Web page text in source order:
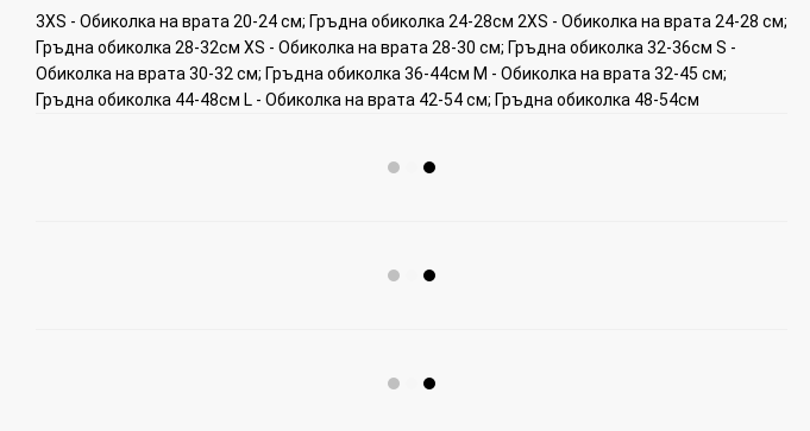
3XS - Обиколка на врата 20-24 см; Гръдна обиколка 24-28см 2XS - Обиколка на врата 24-28 см;
Гръдна обиколка 28-32см XS - Обиколка на врата 28-30 см; Гръдна обиколка 32-36см S -
Обиколка на врата 30-32 см; Гръдна обиколка 36-44см M - Обиколка на врата 32-45 см;
Гръдна обиколка 44-48см L - Обиколка на врата 42-54 см; Гръдна обиколка 48-54см